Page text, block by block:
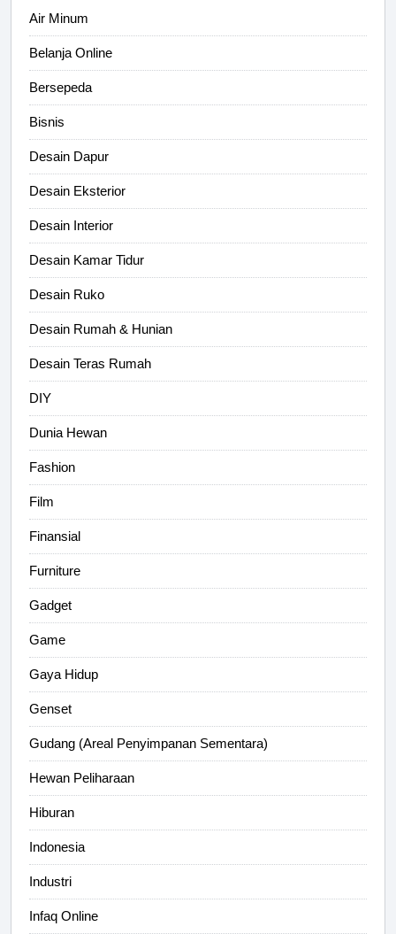
Air Minum
Belanja Online
Bersepeda
Bisnis
Desain Dapur
Desain Eksterior
Desain Interior
Desain Kamar Tidur
Desain Ruko
Desain Rumah & Hunian
Desain Teras Rumah
DIY
Dunia Hewan
Fashion
Film
Finansial
Furniture
Gadget
Game
Gaya Hidup
Genset
Gudang (Areal Penyimpanan Sementara)
Hewan Peliharaan
Hiburan
Indonesia
Industri
Infaq Online